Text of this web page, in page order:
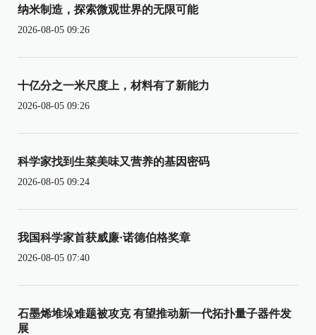
纳米制造，探索微观世界的无限可能
2026-08-05 09:26
十亿分之一米尺度上，材料有了新能力
2026-08-05 09:26
科学家找到生菜美味又营养的基因密码
2026-08-05 09:24
我国科学家首获威廉·诺德伯格奖章
2026-08-05 07:40
石墨烯堆垛难题被攻克 有望推动新一代拓扑量子器件发
展